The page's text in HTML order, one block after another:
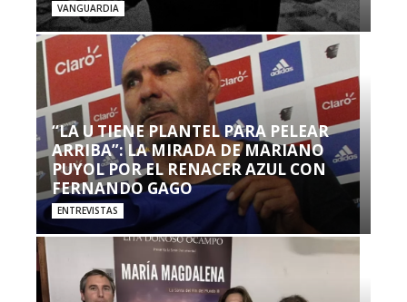
VANGUARDIA
“LA U TIENE PLANTEL PARA PELEAR
ARRIBA”: LA MIRADA DE MARIANO
PUYOL POR EL RENACER AZUL CON
FERNANDO GAGO
ENTREVISTAS